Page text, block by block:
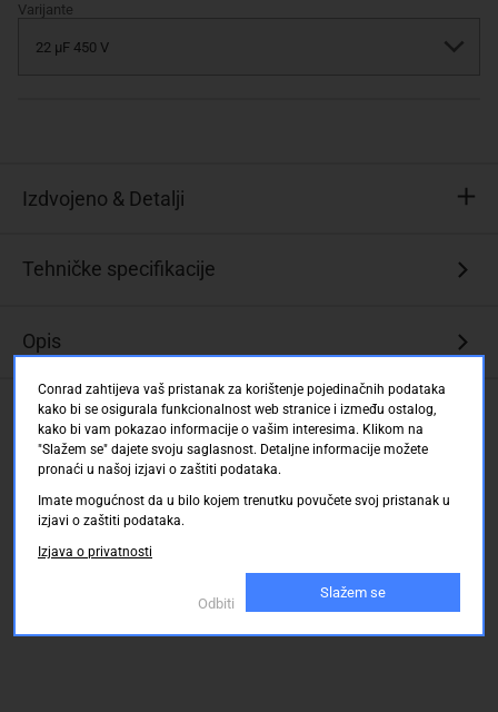
Varijante
Izdvojeno & Detalji
Dugotrajni
je
preveden.
Tehničke specifikacije
Opis
Ocjene kupaca
Conrad zahtijeva vaš pristanak za korištenje pojedinačnih podataka
kako bi se osigurala funkcionalnost web stranice i između ostalog,
kako bi vam pokazao informacije o vašim interesima. Klikom na
"Slažem se" dajete svoju saglasnost. Detaljne informacije možete
pronaći u našoj izjavi o zaštiti podataka.
Imate mogućnost da u bilo kojem trenutku povučete svoj pristanak u
izjavi o zaštiti podataka.
Izjava o privatnosti
Odbiti
Slažem se